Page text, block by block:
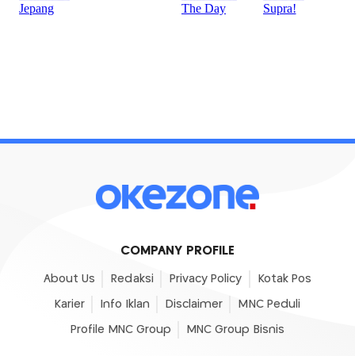
COMPANY PROFILE
About Us Redaksi Privacy Policy Kotak Pos
Karier Info Iklan Disclaimer MNC Peduli
Profile MNC Group MNC Group Bisnis